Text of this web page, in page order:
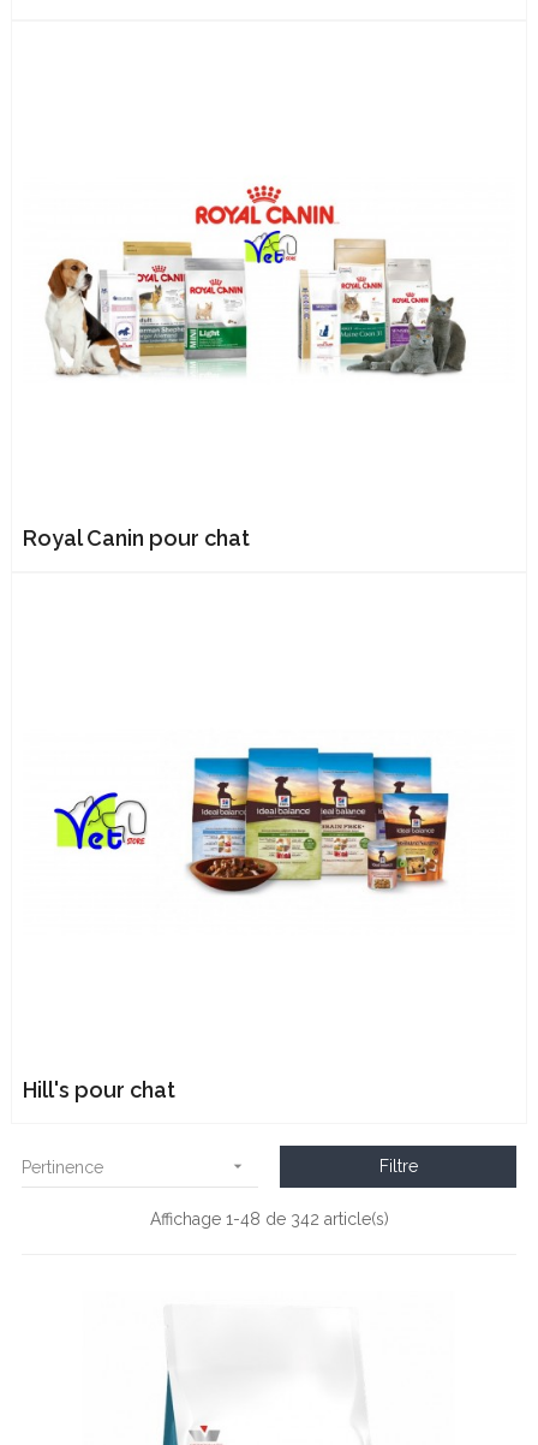
Royal Canin pour chat
Hill's pour chat
Pertinence  Filtre
Affichage 1-48 de 342 article(s)